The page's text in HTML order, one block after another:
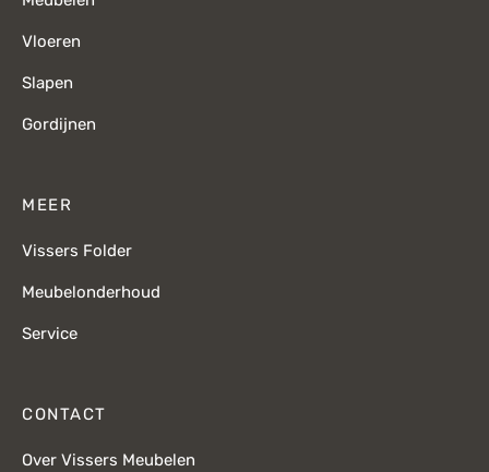
Vloeren
Slapen
Gordijnen
MEER
Vissers Folder
Meubelonderhoud
Service
CONTACT
Over Vissers Meubelen